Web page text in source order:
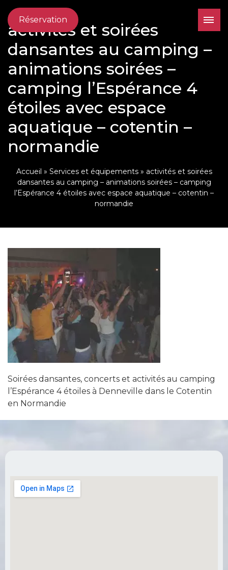
Réservation
activités et soirées
dansantes au camping –
animations soirées –
camping l’Espérance 4
étoiles avec espace
aquatique – cotentin –
normandie
Accueil » Services et équipements» activités et soirées
dansantes au camping – animations soirées – camping
l’Espérance 4 étoiles avec espace aquatique – cotentin –
normandie
Soirées dansantes, concerts et activités au camping
l’Espérance 4 étoiles à Denneville dans le Cotentin
en Normandie